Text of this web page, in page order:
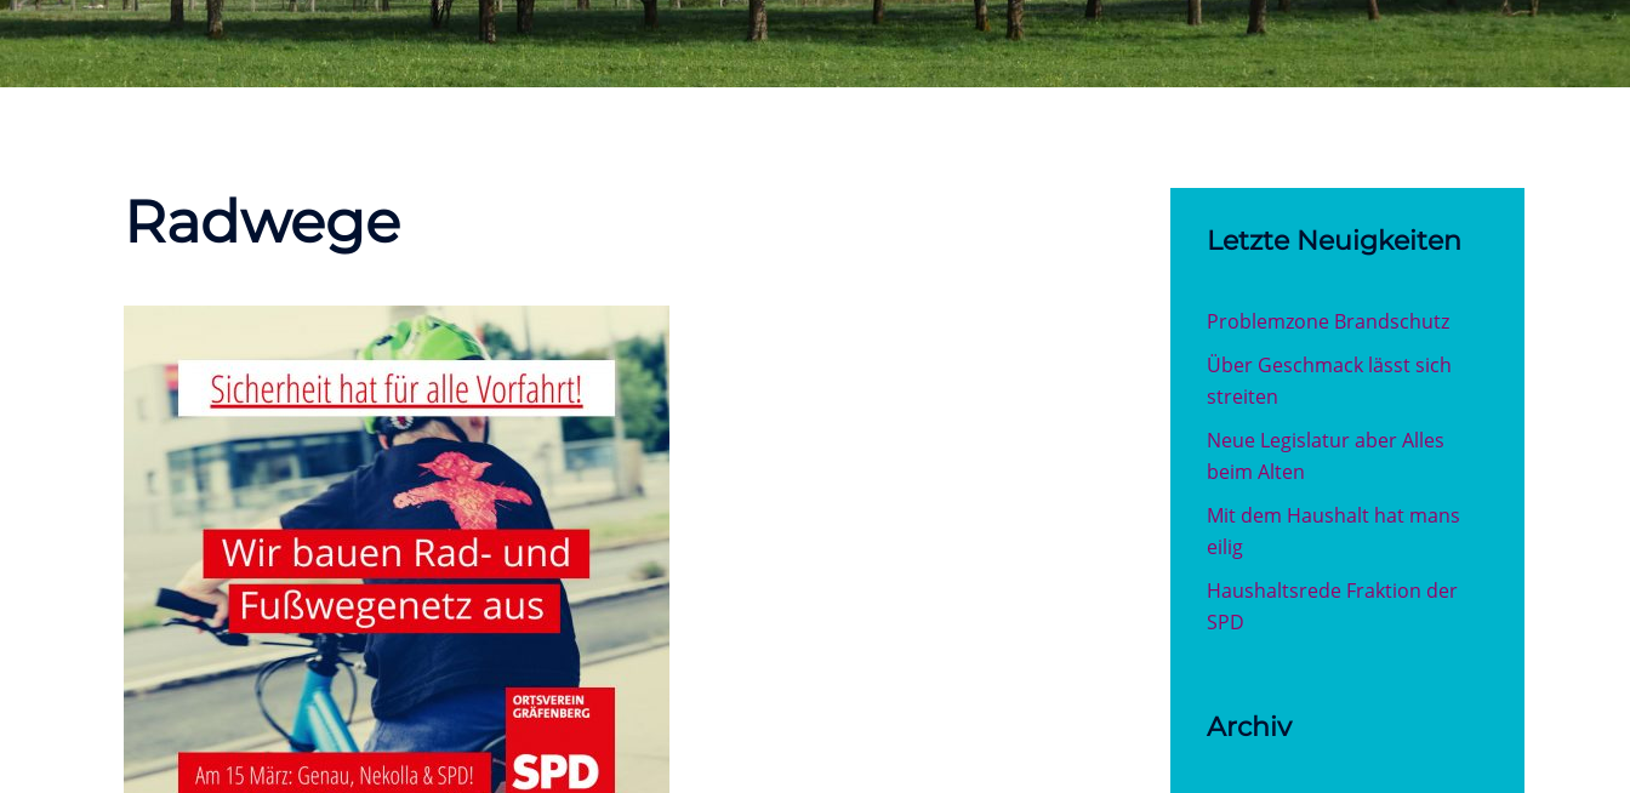
Radwege Letzte Neuigkeiten
Problemzone Brandschutz
Über Geschmack lässt sich
streiten
Neue Legislatur aber Alles
beim Alten
Mit dem Haushalt hat mans
eilig
Haushaltsrede Fraktion der
SPD
Archiv